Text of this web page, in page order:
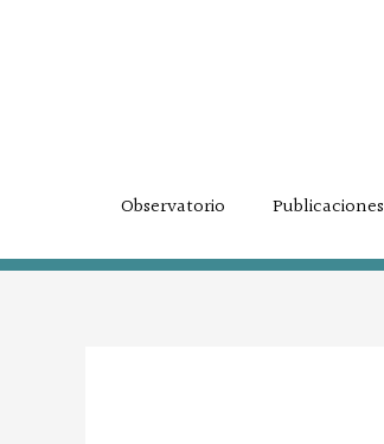
Observatorio Publicaciones